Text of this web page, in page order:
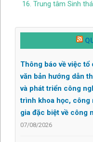
16. Trung tâm Sinh
Thông báo về việc
văn bản hướng dẫn
và phát triển công
trình khoa học, công
gia đặc biệt về công
07/08/2026